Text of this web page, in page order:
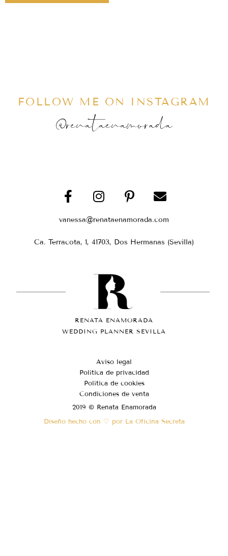
FOLLOW ME ON INSTAGRAM
@renataenamorada
vanessa@renataenamorada.com
Ca. Terracota, 1, 41703, Dos Hermanas (Sevilla)
RENATA ENAMORADA
WEDDING PLANNER SEVILLA
Aviso legal
Política de privacidad
Política de cookies
Condiciones de venta
2019 © Renata Enamorada
Diseño hecho con ♡ por La Oficina Secreta